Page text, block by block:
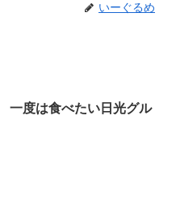
いーぐるめ
一度は食べたい日光グル